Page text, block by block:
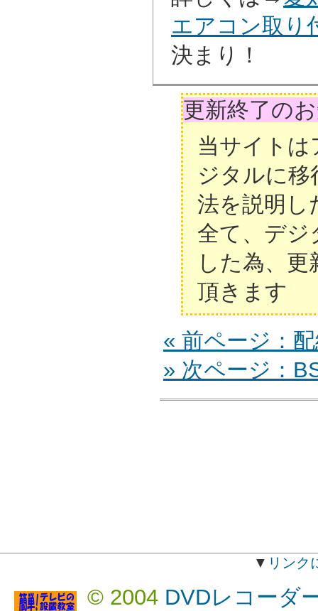
エアコン取り
決まり！
更新終了の
当サイト
ジタルに移
法を説明し
全て、デジ
した為、
頂きます
« 前ページ：
» 次ページ：
▼ リンク
© 2004 DVDレコーダ